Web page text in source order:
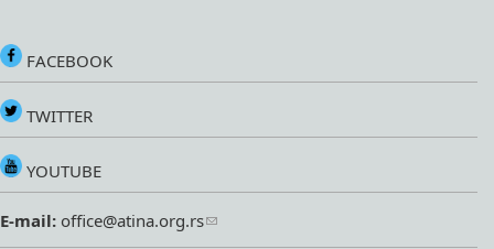
FACEBOOK
TWITTER
YOUTUBE
E-mail: office@atina.org.rs